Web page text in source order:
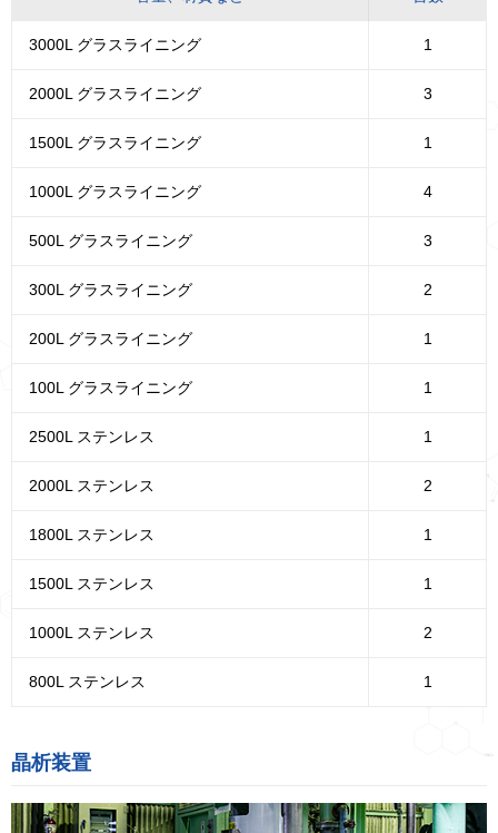
3000L グラスライニング 1
2000L グラスライニング 3
1500L グラスライニング 1
1000L グラスライニング 4
500L グラスライニング 3
300L グラスライニング 2
200L グラスライニング 1
100L グラスライニング 1
2500L ステンレス 1
2000L ステンレス 2
1800L ステンレス 1
1500L ステンレス 1
1000L ステンレス 2
800L ステンレス 1
晶析装置